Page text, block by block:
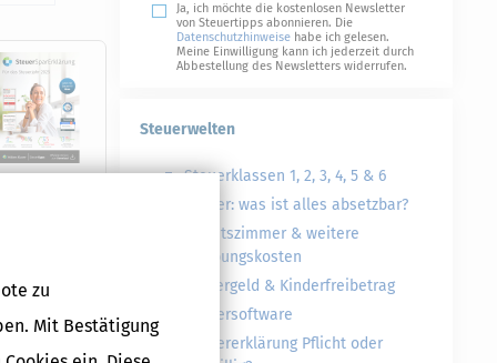
zu
Mit Bestätigung
Ja, ich möchte die kostenlosen Newsletter
von Steuertipps abonnieren. Die
Datenschutzhinweise habe ich gelesen.
Meine Einwilligung kann ich jederzeit durch
Abbestellung des Newsletters widerrufen.
Steuerwelten
Steuerklassen 1, 2, 3, 4, 5 & 6
Steuer: was ist alles absetzbar?
Arbeitszimmer & weitere
Werbungskosten
Kindergeld & Kinderfreibetrag
Steuersoftware
Steuererklärung Pflicht oder